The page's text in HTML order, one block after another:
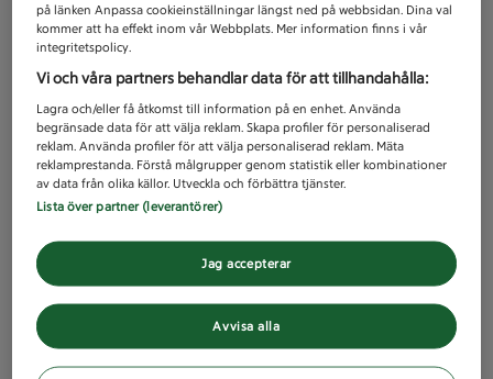
på länken Anpassa cookieinställningar längst ned på webbsidan. Dina val
kommer att ha effekt inom vår Webbplats. Mer information finns i vår
integritetspolicy.
Vi och våra partners behandlar data för att tillhandahålla:
Lagra och/eller få åtkomst till information på en enhet. Använda
begränsade data för att välja reklam. Skapa profiler för personaliserad
reklam. Använda profiler för att välja personaliserad reklam. Mäta
reklamprestanda. Förstå målgrupper genom statistik eller kombinationer
av data från olika källor. Utveckla och förbättra tjänster.
Lista över partner (leverantörer)
Avvisa alla
Jag accepterar